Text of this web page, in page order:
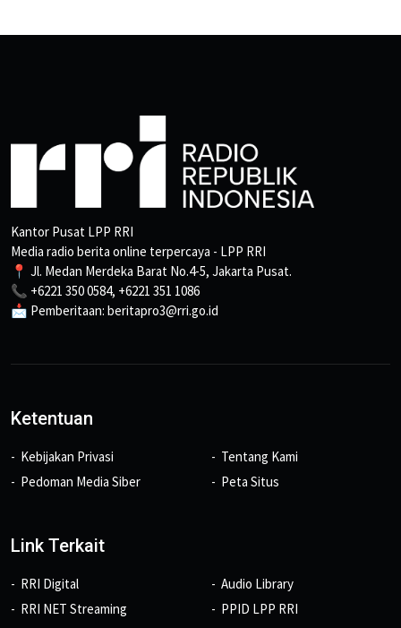
Kantor Pusat LPP RRI
Media radio berita online terpercaya - LPP RRI
📍 Jl. Medan Merdeka Barat No.4-5, Jakarta Pusat.
📞 +6221 350 0584, +6221 351 1086
📩 Pemberitaan: beritapro3@rri.go.id
Ketentuan
Kebijakan Privasi
Pedoman Media Siber
Tentang Kami
Peta Situs
Link Terkait
RRI Digital
RRI NET Streaming
Audio Library
PPID LPP RRI